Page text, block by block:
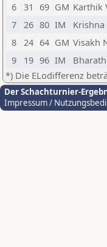
6
31 69 GM Karthik
7
26 80 IM Krishna
8
24 64 GM Visakh
9
19 96 IM
*) Die ELodifferenz
Der Schachturnier-
Impressum /